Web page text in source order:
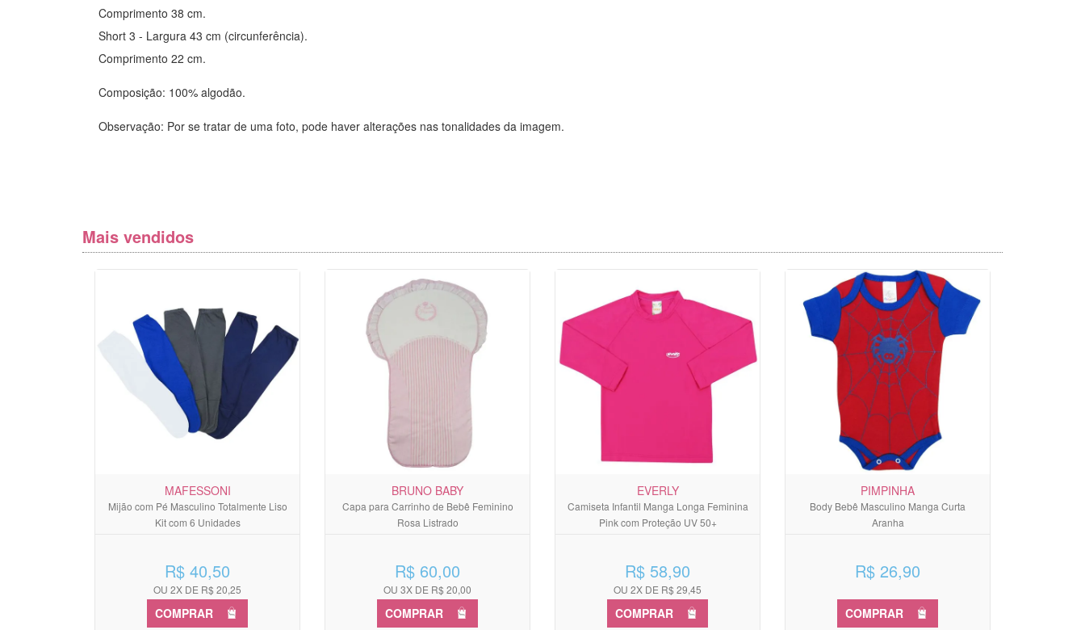
Comprimento 38 cm.
Short 3 - Largura 43 cm (circunferência).
Comprimento 22 cm.
Composição: 100% algodão.
Observação: Por se tratar de uma foto, pode haver alterações nas tonalidades da imagem.
Mais vendidos
MAFESSONI
Mijão com Pé Masculino Totalmente Liso
Kit com 6 Unidades
R$ 40,50
OU 2X DE R$ 20,25
COMPRAR
BRUNO BABY
Capa para Carrinho de Bebê Feminino
Rosa Listrado
R$ 60,00
OU 3X DE R$ 20,00
COMPRAR
EVERLY
Camiseta Infantil Manga Longa Feminina
Pink com Proteção UV 50+
R$ 58,90
OU 2X DE R$ 29,45
COMPRAR
PIMPINHA
Body Bebê Masculino Manga Curta
Aranha
R$ 26,90
COMPRAR